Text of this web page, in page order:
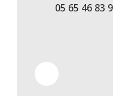
05 65 46 83